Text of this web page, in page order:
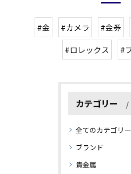
#金 #カメラ #金券
#ロレックス
#
カテゴリー
全てのカテゴリー
ブランド
貴金属